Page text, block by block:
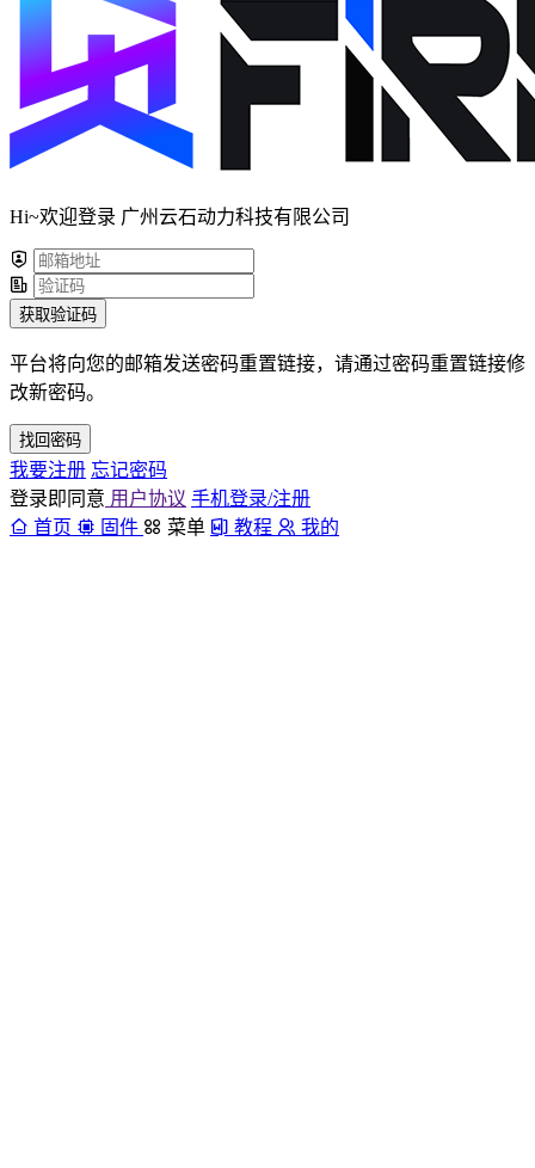
Hi~欢迎登录 广州云石动力科技有限公司
获取验证码
平台将向您的邮箱发送密码重置链接，请通过密码重置链接修
改新密码。
找回密码
我要注册 忘记密码
登录即同意 用户协议 手机登录/注册
首页
固件 菜单 教程 我的